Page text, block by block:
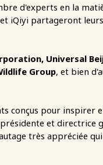
d'experts en la
iQiyi partageront
Universal
Group, et bien
conçus pour inspirer
et directrice
très appréciée